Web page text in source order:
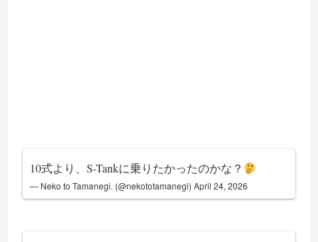
10式より、S-Tankに乗りたかったのかな？
— Neko to Tamanegi. (@nekototamanegi)April 24, 2026